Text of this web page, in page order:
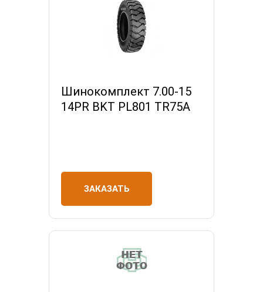
Шинокомплект 7.00-15
14PR BKT PL801 TR75A
ЗАКАЗАТЬ